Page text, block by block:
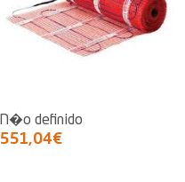
N�o definido
551,04€